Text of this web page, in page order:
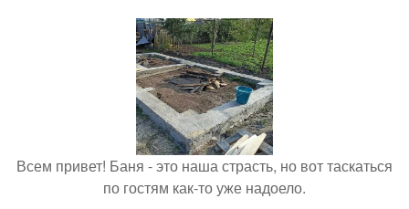
Всем привет! Баня - это наша страсть, но вот таскаться
по гостям как-то уже надоело.